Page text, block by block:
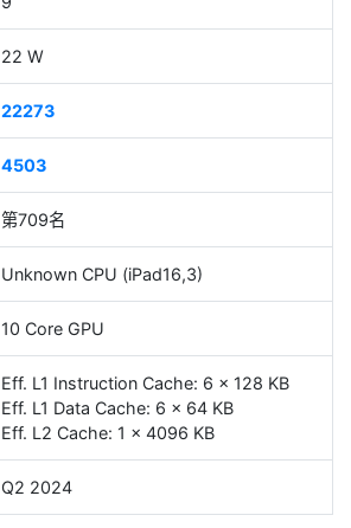
22 W
22273
4503
第709名
Unknown CPU (iPad16,3)
10 Core GPU
Eff. L1 Instruction Cache: 6 x 128 KB
Eff. L1 Data Cache: 6 x 64 KB
Eff. L2 Cache: 1 x 4096 KB
Q2 2024